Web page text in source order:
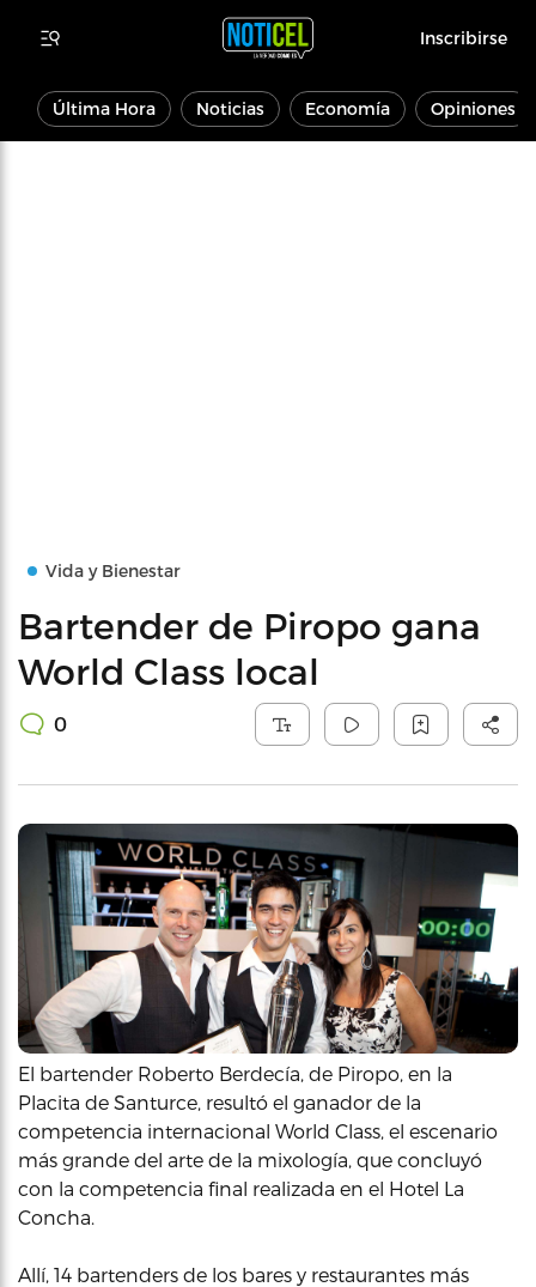
Inscribirse
Última Hora Noticias Economía Opiniones
Vida y Bienestar
Bartender de Piropo gana
World Class local
0
El bartender Roberto Berdecía, de Piropo, en la
Placita de Santurce, resultó el ganador de la
competencia internacional World Class, el escenario
más grande del arte de la mixología, que concluyó
con la competencia final realizada en el Hotel La
Concha.
Allí, 14 bartenders de los bares y restaurantes más